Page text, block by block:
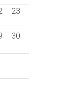
23
30